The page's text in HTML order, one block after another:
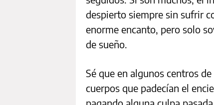
despierto siempre sin sufrir
enorme encanto, pero solo
de sueño.
Sé que en algunos centros
cuerpos que padecían el